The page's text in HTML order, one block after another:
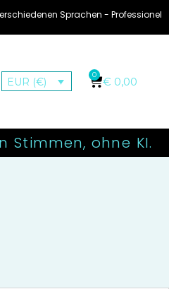
- Professionelle Audio
EUR (€) € 0,00
0
ohne KI.